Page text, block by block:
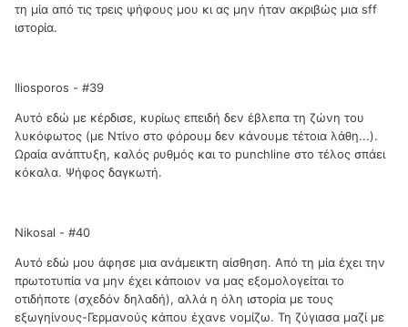
τη μία από τις τρεις ψήφους μου κι ας μην ήταν ακριβώς μια sff
ιστορία.
Iliosporos - #39
Αυτό εδώ με κέρδισε, κυρίως επειδή δεν έβλεπα τη ζώνη του
λυκόφωτος (με Ντίνο στο φόρουμ δεν κάνουμε τέτοια λάθη...).
Ωραία ανάπτυξη, καλός ρυθμός και το punchline στο τέλος σπάει
κόκαλα. Ψήφος δαγκωτή.
Nikosal - #40
Αυτό εδώ μου άφησε μια ανάμεικτη αίσθηση. Από τη μία έχει την
πρωτοτυπία να μην έχει κάποιον να μας εξομολογείται το
οτιδήποτε (σχεδόν δηλαδή), αλλά η όλη ιστορία με τους
εξωγηίνους-Γερμανούς κάπου έχανε νομίζω. Τη ζύγιασα μαζί με